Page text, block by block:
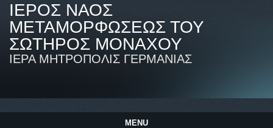
ΙΕΡΟΣ ΝΑΟΣ
ΜΕΤΑΜΟΡΦΩΣΕΩΣ ΤΟΥ
ΣΩΤΗΡΟΣ ΜΟΝΑΧΟΥ
ΙΕΡΑ ΜΗΤΡΟΠΟΛΙΣ ΓΕΡΜΑΝΙΑΣ
MENU